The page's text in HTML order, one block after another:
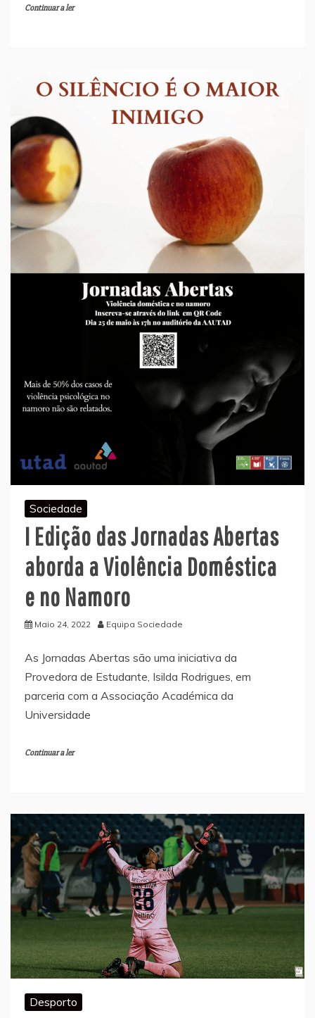
Continuar a ler
Sociedade
I Edição das Jornadas Abertas
aborda a Violência Doméstica
e no Namoro
Maio 24, 2022 Equipa Sociedade
As Jornadas Abertas são uma iniciativa da
Provedora de Estudante, Isilda Rodrigues, em
parceria com a Associação Académica da
Universidade
Continuar a ler
Desporto